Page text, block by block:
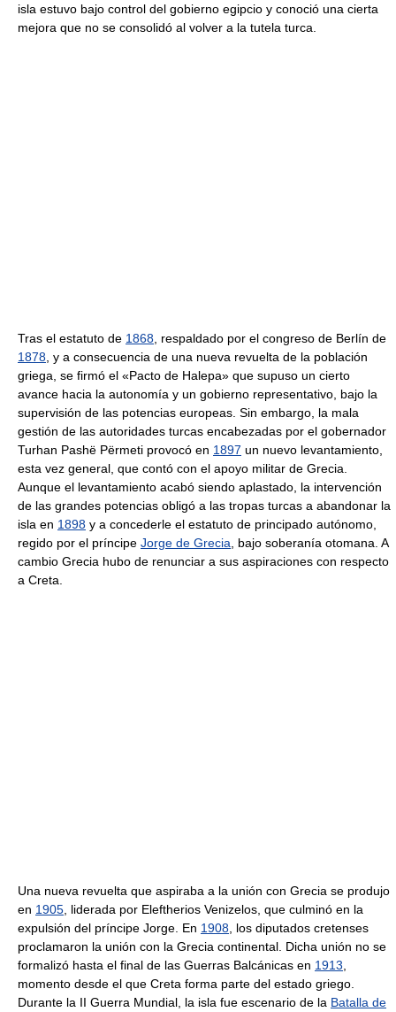
isla estuvo bajo control del gobierno egipcio y conoció una cierta
mejora que no se consolidó al volver a la tutela turca.
Tras el estatuto de 1868 , respaldado por el congreso de Berlín de
1878 , y a consecuencia de una nueva revuelta de la población
griega, se firmó el «Pacto de Halepa» que supuso un cierto
avance hacia la autonomía y un gobierno representativo, bajo la
supervisión de las potencias europeas. Sin embargo, la mala
gestión de las autoridades turcas encabezadas por el gobernador
Turhan Pashë Përmeti provocó en 1897 un nuevo levantamiento,
esta vez general, que contó con el apoyo militar de Grecia.
Aunque el levantamiento acabó siendo aplastado, la intervención
de las grandes potencias obligó a las tropas turcas a abandonar la
isla en 1898 y a concederle el estatuto de principado autónomo,
regido por el príncipe Jorge de Grecia , bajo soberanía otomana. A
cambio Grecia hubo de renunciar a sus aspiraciones con respecto
a Creta.
Una nueva revuelta que aspiraba a la unión con Grecia se produjo
en 1905 , liderada por Eleftherios Venizelos, que culminó en la
expulsión del príncipe Jorge. En 1908 , los diputados cretenses
proclamaron la unión con la Grecia continental. Dicha unión no se
formalizó hasta el final de las Guerras Balcánicas en 1913
momento desde el que Creta forma parte del estado griego.
Durante la II Guerra Mundial, la isla fue escenario de la Batalla de